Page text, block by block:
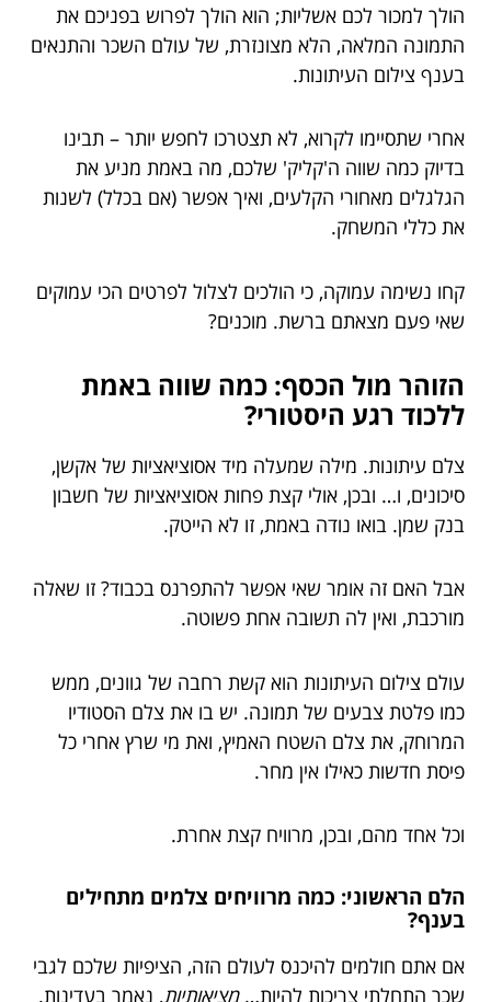
הולך למכור לכם אשליות; הוא הולך לפרוש בפניכם את
התמונה המלאה, הלא מצונזרת, של עולם השכר והתנאים
בענף צילום העיתונות.
אחרי שתסיימו לקרוא, לא תצטרכו לחפש יותר – תבינו
בדיוק כמה שווה ה'קליק' שלכם, מה באמת מניע את
הגלגלים מאחורי הקלעים, ואיך אפשר (אם בכלל) לשנות
את כללי המשחק.
קחו נשימה עמוקה, כי הולכים לצלול לפרטים הכי עמוקים
שאי פעם מצאתם ברשת. מוכנים?
הזוהר מול הכסף: כמה שווה באמת
ללכוד רגע היסטורי?
צלם עיתונות. מילה שמעלה מיד אסוציאציות של אקשן,
סיכונים, ו… ובכן, אולי קצת פחות אסוציאציות של חשבון
בנק שמן. בואו נודה באמת, זו לא הייטק.
אבל האם זה אומר שאי אפשר להתפרנס בכבוד? זו שאלה
מורכבת, ואין לה תשובה אחת פשוטה.
עולם צילום העיתונות הוא קשת רחבה של גוונים, ממש
כמו פלטת צבעים של תמונה. יש בו את צלם הסטודיו
המרוחק, את צלם השטח האמיץ, ואת מי שרץ אחרי כל
פיסת חדשות כאילו אין מחר.
וכל אחד מהם, ובכן, מרוויח קצת אחרת.
הלם הראשוני: כמה מרוויחים צלמים מתחילים
בענף?
אם אתם חולמים להיכנס לעולם הזה, הציפיות שלכם לגבי
שכר התחלתי צריכות להיות…מציאותיות, נאמר בעדינות.